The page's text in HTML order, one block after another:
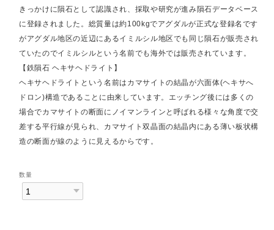
きっかけに隕石として認識され、採取や研究が進み隕石データベース
に登録されました。総質量は約100kgでアグダルが正式な登録名です
がアグダル地区の近辺にあるイミルシル地区でも同じ隕石が販売され
ていたのでイミルシルという名前でも海外では販売されています。
【鉄隕石 ヘキサヘドライト】
ヘキサヘドライトという名前はカマサイトの結晶が六面体(ヘキサへ
ドロン)構造であることに由来しています。エッチング後には多くの
場合でカマサイトの断面にノイマンラインと呼ばれる様々な角度で交
差する平行線が見られ、カマサイト双晶面の結晶内にある薄い板状構
造の断面が線のように見えるからです。
数量